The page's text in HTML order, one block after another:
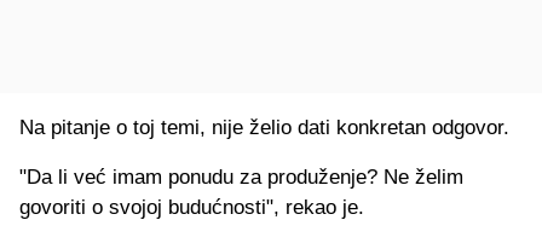
Na pitanje o toj temi, nije želio dati konkretan odgovor.
"Da li već imam ponudu za produženje? Ne želim
govoriti o svojoj budućnosti", rekao je.